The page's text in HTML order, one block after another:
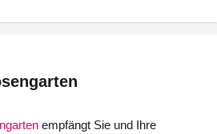
empfängt Sie und Ihre